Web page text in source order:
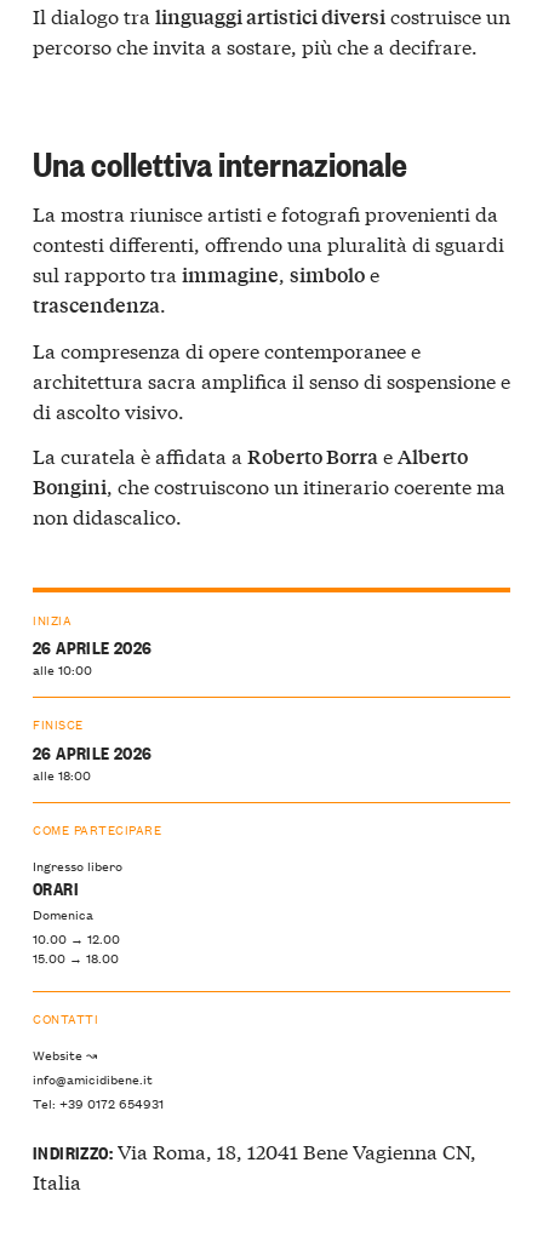
Il dialogo tra linguaggi artistici diversicostruisce un
percorso che invita a sostare, più che a decifrare.
Una collettiva internazionale
La mostra riunisce artisti e fotografi provenienti da
contesti differenti, offrendo una pluralità di sguardi
sul rapporto tra immagine, simboloe
trascendenza.
La compresenza di opere contemporanee e
architettura sacra amplifica il senso di sospensione e
di ascolto visivo.
La curatela è affidata a Roberto BorraeAlberto
Bongini, che costruiscono un itinerario coerente ma
non didascalico.
INIZIA
26 APRILE 2026
alle 10:00
FINISCE
26 APRILE 2026
alle 18:00
COME PARTECIPARE
Ingresso libero
ORARI
Domenica
10.00 → 12.00
15.00 → 18.00
CONTATTI
Website ↝
info@amicidibene.it
Tel: +39 0172 654931
INDIRIZZO:Via Roma, 18, 12041 Bene Vagienna CN,
Italia